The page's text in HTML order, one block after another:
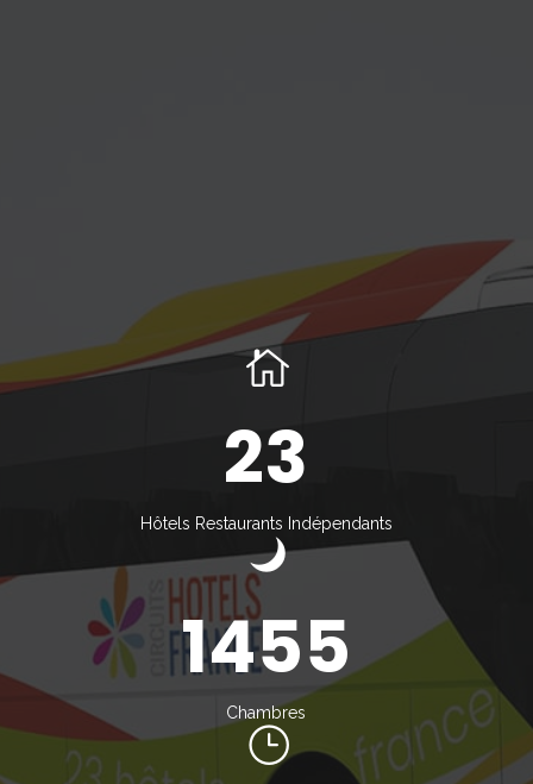
23
Hôtels Restaurants Indépendants
1455
Chambres